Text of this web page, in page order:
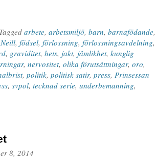
arbete, arbetsmiljö, barn, barnafödande,
, födsel, förlossning, förlossningsavdelning,
, graviditet, hets, jakt, jämlikhet, kunglig
, nervositet, olika förutsättningar, oro,
, politik, politisk satir, press, Prinsessan
, svpol, tecknad serie, underbemanning,
8, 2014